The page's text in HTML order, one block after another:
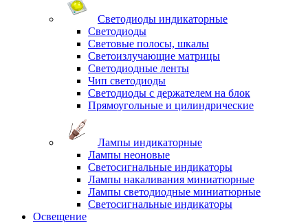
Светодиоды индикаторные
Светодиоды
Световые полосы, шкалы
Светоизлучающие матрицы
Светодиодные ленты
Чип светодиоды
Светодиоды с держателем на блок
Прямоугольные и цилиндрические
Лампы индикаторные
Лампы неоновые
Светосигнальные индикаторы
Лампы накаливания миниатюрные
Лампы светодиодные миниатюрные
Светосигнальные индикаторы
Освещение